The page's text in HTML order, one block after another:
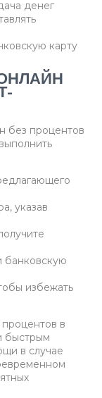
денег
карту
без процентов
указав
банковскую
избежать
в
быстрым
в случае